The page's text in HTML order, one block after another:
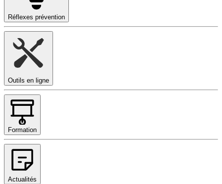
Réflexes prévention
Outils en ligne
Formation
Actualités